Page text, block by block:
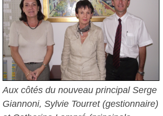
Aux côtés du nouveau principal Serge
Giannoni, Sylvie Tourret (gestionnaire)